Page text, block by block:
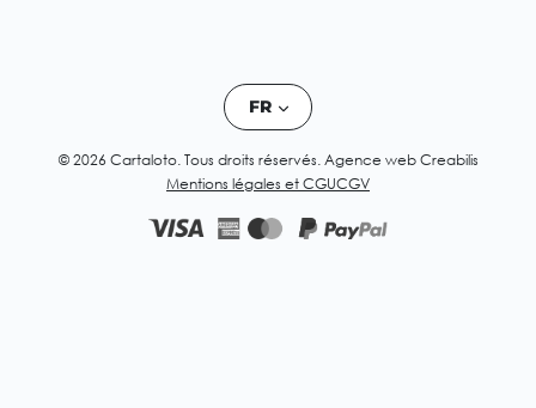
FR
© 2026 Cartaloto. Tous droits réservés. Agence web Creabilis
Mentions légales et CGUCGV